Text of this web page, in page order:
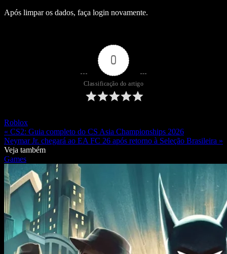
Após limpar os dados, faça login novamente.
0
Classificação do artigo
Roblox
« CS2: Guia completo do CS Asia Championships 2026
Neymar Jr. chegará ao EA FC 26 após retorno à Seleção Brasileira »
Veja também
Games